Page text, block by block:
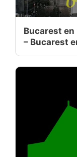
Bucarest en
– Bucarest